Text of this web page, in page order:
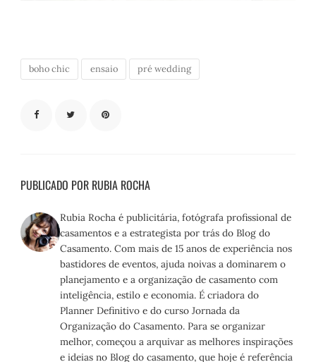
boho chic ensaio pré wedding
PUBLICADO POR RUBIA ROCHA
Rubia Rocha é publicitária, fotógrafa profissional de
casamentos e a estrategista por trás do Blog do
Casamento. Com mais de 15 anos de experiência nos
bastidores de eventos, ajuda noivas a dominarem o
planejamento e a organização de casamento com
inteligência, estilo e economia. É criadora do
Planner Definitivo e do curso Jornada da
Organização do Casamento. Para se organizar
melhor, começou a arquivar as melhores inspirações
e ideias no Blog do casamento, que hoje é referência